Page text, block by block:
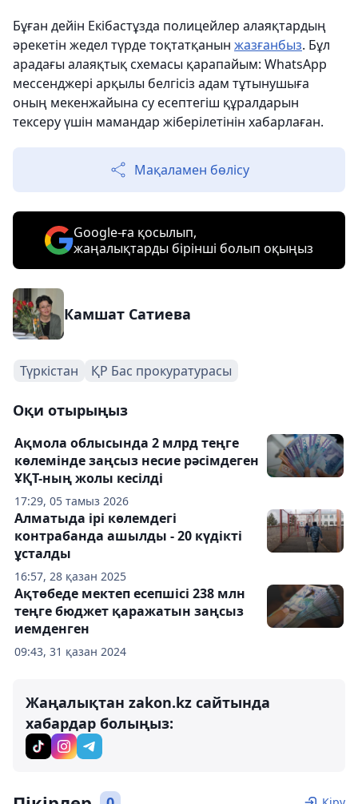
Бұған дейін Екібастұзда полицейлер алаяқтардың
әрекетін жедел түрде тоқтатқанын жазғанбыз. Бұл
арадағы алаяқтық схемасы қарапайым: WhatsApp
мессенджері арқылы белгісіз адам тұтынушыға
оның мекенжайына су есептегіш құралдарын
тексеру үшін мамандар жіберілетінін хабарлаған.
Мақаламен бөлісу
Google-ға қосылып,
жаңалықтарды бірінші болып оқыңыз
Камшат Сатиева
Түркістан ҚР Бас прокуратурасы
Оқи отырыңыз
17:29, 05 тамыз 2026
Ақмола облысында 2 млрд теңге
көлемінде заңсыз несие рәсімдеген
ҰҚТ-ның жолы кесілді
16:57, 28 қазан 2025
Алматыда ірі көлемдегі
контрабанда ашылды - 20 күдікті
ұсталды
09:43, 31 қазан 2024
Ақтөбеде мектеп есепшісі 238 млн
теңге бюджет қаражатын заңсыз
иемденген
Жаңалықтан zakon.kz сайтында
хабардар болыңыз: